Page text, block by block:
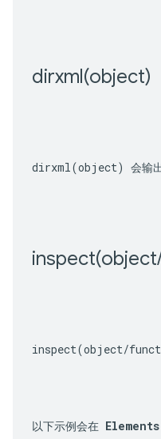
dirxml(object)
dirxml(object) 会输
inspect(object
inspect(object/
以下示例会在 Elements